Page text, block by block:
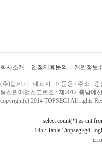
회사소개 입점제휴문의 개인정보
(주)탑세기 대표자 : 이문용 / 주소 : 충
통신판매업신고번호 : 제2012-충남예
copyright(c) 2014 TOPSEGI All rights
select count(*) as cnt
145 : Table './topsegi/